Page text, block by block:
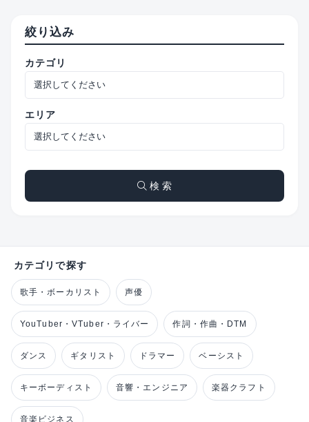
絞り込み
カテゴリ
エリア
検 索
カテゴリで探す
歌手・ボーカリスト 声優
YouTuber・VTuber・ライバー 作詞・作曲・DTM
ダンス ギタリスト ドラマー ベーシスト
キーボーディスト 音響・エンジニア 楽器クラフト
音楽ビジネス